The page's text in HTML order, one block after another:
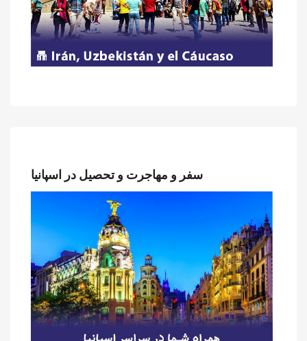
سفر و مهاجرت و تحصیل در اسپانیا